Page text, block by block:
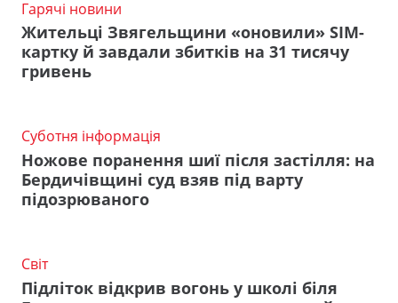
Гарячі новини
Жительці Звягельщини «оновили» SIM-
картку й завдали збитків на 31 тисячу
гривень
Суботня інформація
Ножове поранення шиї після застілля: на
Бердичівщині суд взяв під варту
підозрюваного
Світ
Підліток відкрив вогонь у школі біля